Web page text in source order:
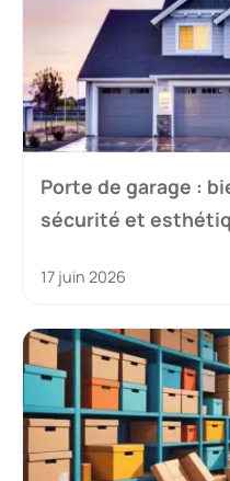
Porte de garage :
sécurité et
17 juin 2026